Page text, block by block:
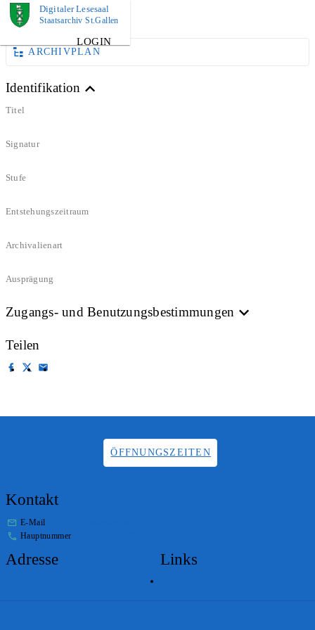
Digitaler Lesesaal
Staatsarchiv St.Gallen
LOGIN
DOKUMENT
ARCHIVPLAN
Identifikation
Titel
Signatur
Stufe
Entstehungszeitraum
Archivalienart
Ausprägung
Zugangs- und Benutzungsbestimmungen
Teilen
ÖFFNUNGSZEITEN
Kontakt
E-Mail
Hauptnummer
Adresse Links